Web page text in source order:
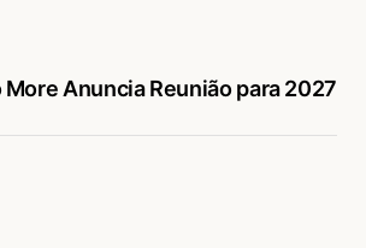
More Anuncia Reunião para 2027